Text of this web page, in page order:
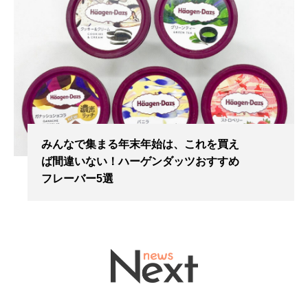
みんなで集まる年末年始は、これを買え
ば間違いない！ハーゲンダッツおすすめ
フレーバー5選